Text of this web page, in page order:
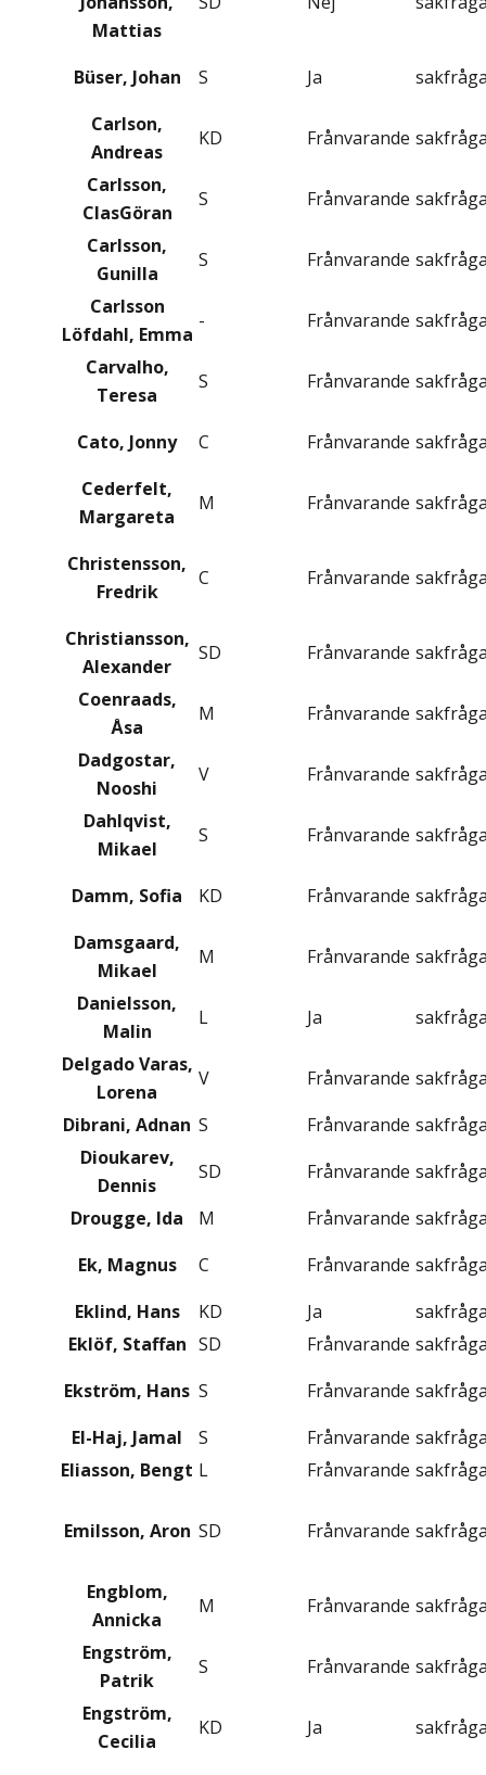
Mattias
Büser, Johan S Ja
Carlson,
Andreas
KD Frånvarande
Carlsson,
ClasGöran
S Frånvarande
Carlsson,
Gunilla
S Frånvarande
Carlsson
Löfdahl, Emma
- Frånvarande
Carvalho,
Teresa
S Frånvarande
Cato, Jonny C Frånvarande
Cederfelt,
Margareta
M Frånvarande
Christensson,
Fredrik
C Frånvarande
Christiansson,
Alexander
SD Frånvarande
Coenraads,
Åsa
M Frånvarande
Dadgostar,
Nooshi
V Frånvarande
Dahlqvist,
Mikael
S Frånvarande
Damm, Sofia KD Frånvarande
Damsgaard,
Mikael
M Frånvarande
Danielsson,
Malin
L Ja
Delgado Varas,
Lorena
V Frånvarande
Dibrani, Adnan S Frånvarande
Dioukarev,
Dennis
SD Frånvarande
Drougge, Ida
M Frånvarande
Ek, Magnus
C Frånvarande
Eklind, Hans
KD Ja
Eklöf, Staffan SD Frånvarande
Ekström, Hans S Frånvarande
El-Haj, Jamal
S Frånvarande
Eliasson, Bengt L Frånvarande
Emilsson, Aron SD Frånvarande
Engblom,
Annicka
M Frånvarande
Engström,
Patrik
S Frånvarande
Engström,
Cecilia
KD Ja